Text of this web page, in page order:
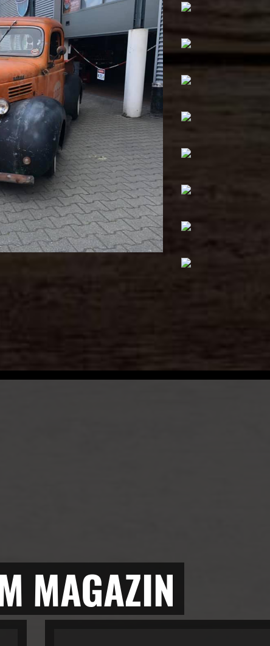
MAGAZIN